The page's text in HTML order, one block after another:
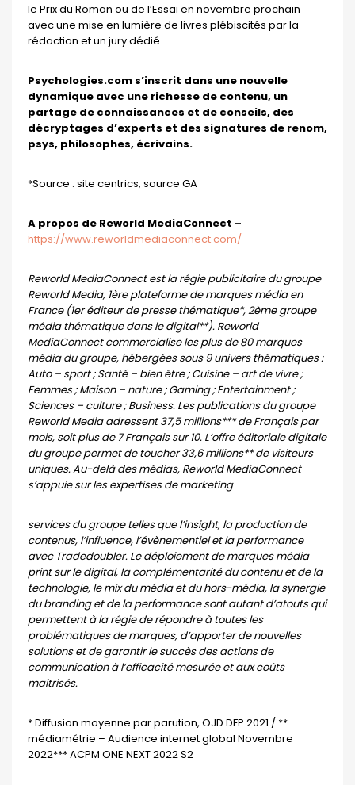
le Prix du Roman ou de l’Essai en novembre prochain
avec une mise en lumière de livres plébiscités par la
rédaction et un jury dédié.
Psychologies.com s’inscrit dans une nouvelle
dynamique avec une richesse de contenu, un
partage de connaissances et de conseils, des
décryptages d’experts et des signatures de renom,
psys, philosophes, écrivains.
*Source : site centrics, source GA
A propos de Reworld MediaConnect –
https://www.reworldmediaconnect.com/
Reworld MediaConnect est la régie publicitaire du groupe
Reworld Media, 1ère plateforme de marques média en
France (1er éditeur de presse thématique*, 2ème groupe
média thématique dans le digital**). Reworld
MediaConnect commercialise les plus de 80 marques
média du groupe, hébergées sous 9 univers thématiques :
Auto – sport ; Santé – bien être ; Cuisine – art de vivre ;
Femmes ; Maison – nature ; Gaming ; Entertainment ;
Sciences – culture ; Business. Les publications du groupe
Reworld Media adressent 37,5 millions*** de Français par
mois, soit plus de 7 Français sur 10. L’offre éditoriale digitale
du groupe permet de toucher 33,6 millions** de visiteurs
uniques. Au-delà des médias, Reworld MediaConnect
s’appuie sur les expertises de marketing
services du groupe telles que l’insight, la production de
contenus, l’influence, l’évènementiel et la performance
avec Tradedoubler. Le déploiement de marques média
print sur le digital, la complémentarité du contenu et de la
technologie, le mix du média et du hors-média, la synergie
du branding et de la performance sont autant d’atouts qui
permettent à la régie de répondre à toutes les
problématiques de marques, d’apporter de nouvelles
solutions et de garantir le succès des actions de
communication à l’efficacité mesurée et aux coûts
maîtrisés.
* Diffusion moyenne par parution, OJD DFP 2021 / **
médiamétrie – Audience internet global Novembre
2022*** ACPM ONE NEXT 2022 S2